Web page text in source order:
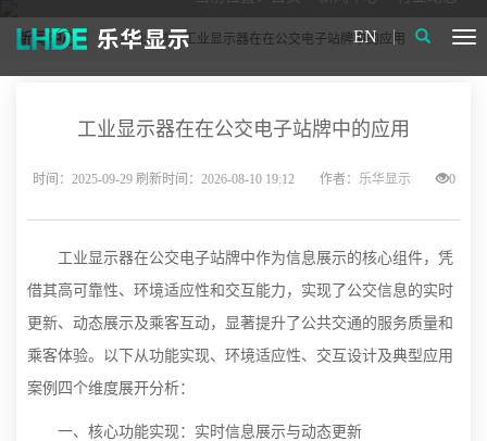
EN
新闻中心 行业动态> 工业显示器在在公交电子站牌中的应用
工业显示器在在公交电子站牌中的应用
时间：2025-09-29 刷新时间：2026-08-10 19:12 作者： 乐华显示 0
工业显示器在公交电子站牌中作为信息展示的核心组件，凭
借其高可靠性、环境适应性和交互能力，实现了公交信息的实时
更新、动态展示及乘客互动，显著提升了公共交通的服务质量和
乘客体验。以下从功能实现、环境适应性、交互设计及典型应用
案例四个维度展开分析：
一、核心功能实现：实时信息展示与动态更新